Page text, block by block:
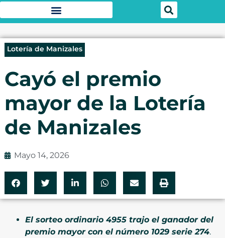
Lotería de Manizales
Cayó el premio
mayor de la Lotería
de Manizales
Mayo 14, 2026
El sorteo ordinario 4955 trajo el ganador del
premio mayor con el número 1029 serie 274.